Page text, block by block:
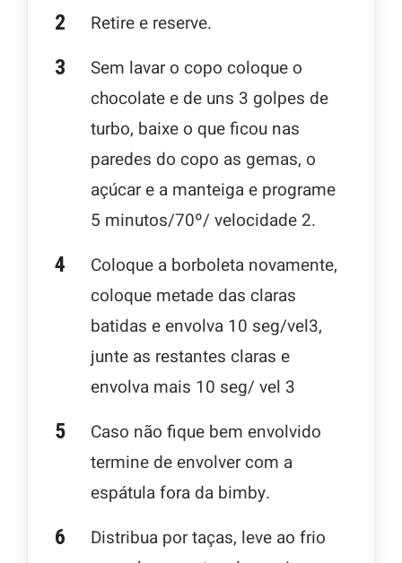
Retire e reserve.
Sem lavar o copo coloque o
chocolate e de uns 3 golpes de
turbo, baixe o que ficou nas
paredes do copo as gemas, o
açúcar e a manteiga e programe
5 minutos/70º/ velocidade 2.
Coloque a borboleta novamente,
coloque metade das claras
batidas e envolva 10 seg/vel3,
junte as restantes claras e
envolva mais 10 seg/ vel 3
Caso não fique bem envolvido
termine de envolver com a
espátula fora da bimby.
Distribua por taças, leve ao frio